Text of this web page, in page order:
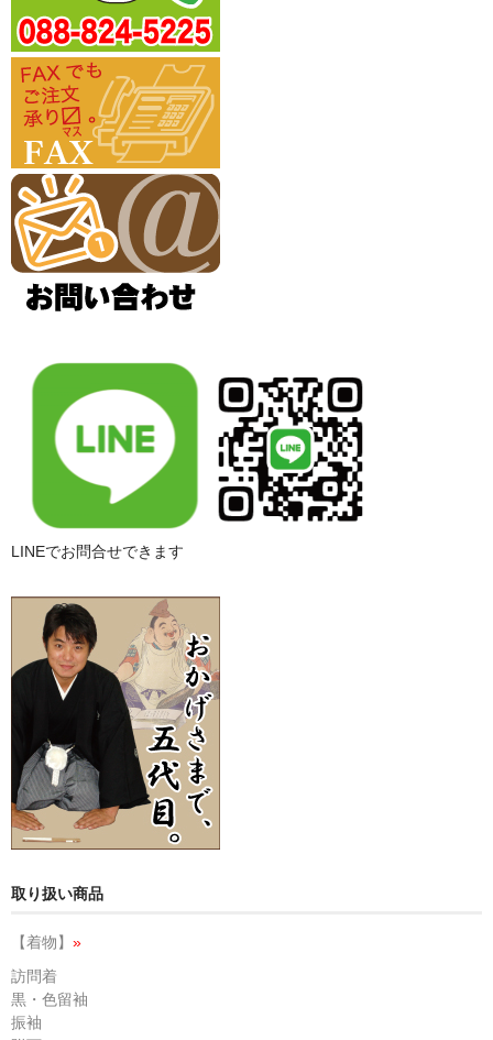
LINEでお問合せできます
取り扱い商品
【着物】 »
訪問着
黒・色留袖
振袖